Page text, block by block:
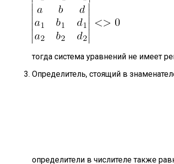
тогда система уравнений не имеет
Определитель, стоящий в
определители в числителе также